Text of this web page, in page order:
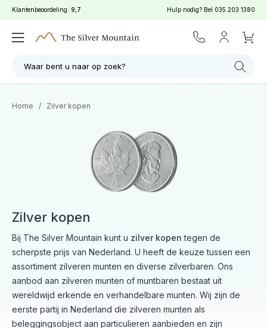
Klantenbeoordeling: 9,7 Hulp nodig? Bel 035 203 1380
Waar bent u naar op zoek?
Filter Zoeken
Home / Zilver kopen
Zilver kopen
Bij The Silver Mountain kunt u zilver kopen tegen de
scherpste prijs van Nederland. U heeft de keuze tussen een
assortiment zilveren munten en diverse zilverbaren. Ons
aanbod aan zilveren munten of muntbaren bestaat uit
wereldwijd erkende en verhandelbare munten. Wij zijn de
eerste partij in Nederland die zilveren munten als
beleggingsobject aan particulieren aanbieden en zijn